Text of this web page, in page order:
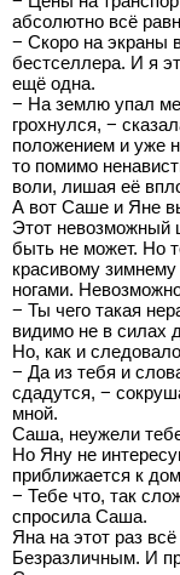
абсолютно всё
− Скоро на экраны
бестселлера. И я
ещё одна.
− На землю упал
грохнулся, −
положением и уже
то помимо
воли, лишая её
А вот Саше и Яне
Этот невозможный
быть не может. Но
красивому зимнему
ногами.
− Ты чего такая
видимо не в силах
Но, как и
− Да из тебя и
сдадутся, −
мной.
Саша, неужели
Но Яну не
приближается к
− Тебе что, так
спросила Саша.
Яна на этот раз
Безразличным. И